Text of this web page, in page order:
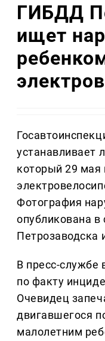
ГИБДД
ищет
устанавливает
который 29 мая
Фотография
опубликована
Петрозаводска
В пресс-службе
по факту
Очевидец
двигавшегося
малолетним